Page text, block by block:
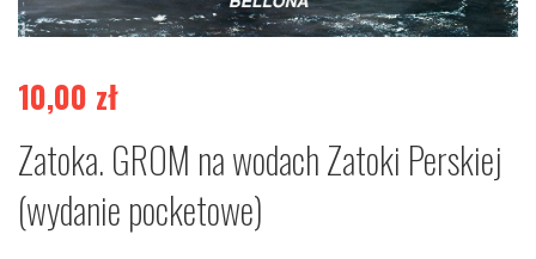
10,00 zł
Zatoka. GROM na wodach Zatoki Perskiej
(wydanie pocketowe)